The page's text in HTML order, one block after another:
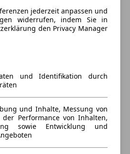
jederzeit anpassen und
widerrufen, indem Sie in
den Privacy Manager
und Identifikation durch
und Inhalte, Messung von
Performance von Inhalten,
sowie Entwicklung und